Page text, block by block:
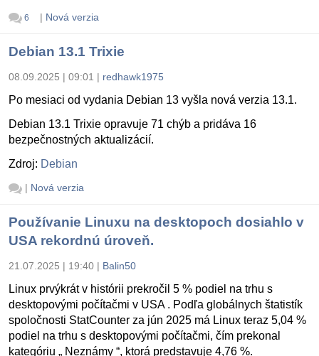
6 | Nová verzia
Debian 13.1 Trixie
08.09.2025 | 09:01 | redhawk1975
Po mesiaci od vydania Debian 13 vyšla nová verzia 13.1.
Debian 13.1 Trixie opravuje 71 chýb a pridáva 16
bezpečnostných aktualizácií.
Zdroj: Debian
| Nová verzia
Používanie Linuxu na desktopoch dosiahlo v
USA rekordnú úroveň.
21.07.2025 | 19:40 | Balin50
Linux prvýkrát v histórii prekročil 5 % podiel na trhu s
desktopovými počítačmi v USA . Podľa globálnych štatistík
spoločnosti StatCounter za jún 2025 má Linux teraz 5,04 %
podiel na trhu s desktopovými počítačmi, čím prekonal
kategóriu „ Neznámy “, ktorá predstavuje 4,76 %.